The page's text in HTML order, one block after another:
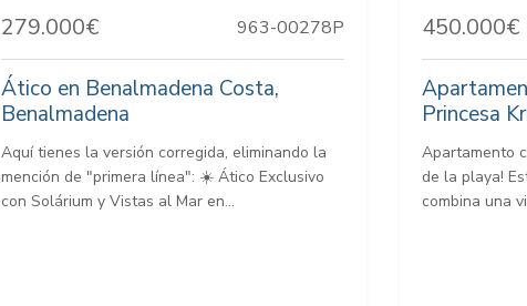
279.000€ 963-00278P
Ático en Benalmadena Costa,
Benalmadena
Aquí tienes la versión corregida, eliminando la
mención de "primera línea": ☀️ Ático Exclusivo
con Solárium y Vistas al Mar en...
450.000€
Princesa
Apartamento
de la playa!
combina una